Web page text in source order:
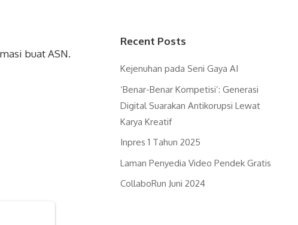
buat ASN.
Recent Posts
Kejenuhan pada Seni Gaya AI
‘Benar-Benar Kompetisi’: Generasi
Digital Suarakan Antikorupsi Lewat
Karya Kreatif
Inpres 1 Tahun 2025
Laman Penyedia Video Pendek Gratis
CollaboRun Juni 2024